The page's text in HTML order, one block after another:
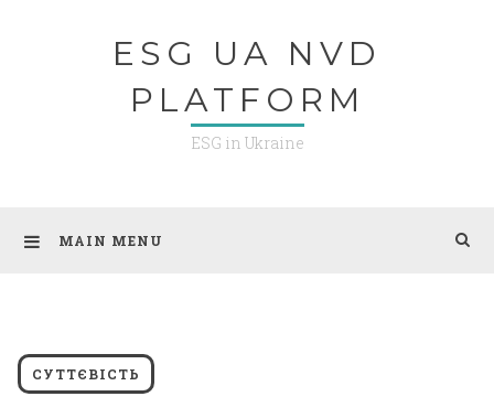
ESG UA NVD
PLATFORM
ESG in Ukraine
MAIN MENU
СУТТЄВІСТЬ